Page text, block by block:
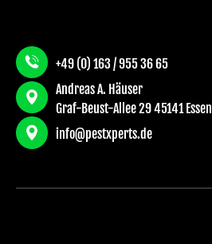
+49 (0) 163 / 955 36 65
Andreas A. Häuser
Graf-Beust-Allee 29 45141 Essen
info@pestxperts.de